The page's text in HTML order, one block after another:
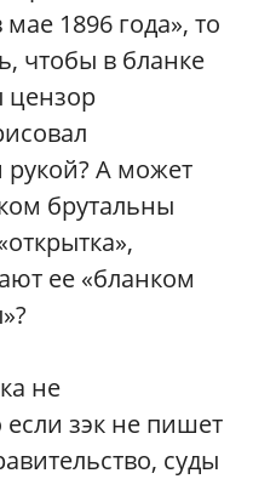
1896 года», то
чтобы в бланке
цензор
А может
брутальны
ее «бланком
не
если зэк не пишет
суды